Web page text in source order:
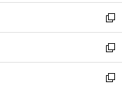
く
ウ
で
開
く
ン
ド
ウ
で
開
く
ウ
ィ
ン
ド
ウ
で
し
い
ウ
ィ
ン
ド
新
し
い
ウ
ィ
新
し
い
新